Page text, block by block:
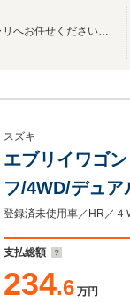
車を売るなら売ッチャリ買ッチャリへお任せください！高価買取実施中！
スズキ
エブリイワゴ
フ/4WD/デュ
ル/片側パワー
ーター
支払総額
234.6 万円